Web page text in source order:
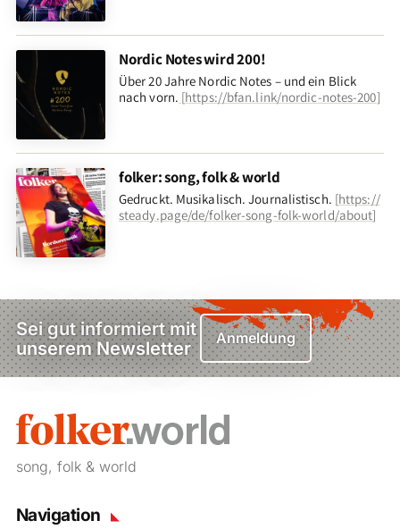
Nordic Notes wird 200!
Über 20 Jahre Nordic Notes – und ein Blick
nach vorn. [https://bfan.link/nordic-notes-200]
folker: song, folk & world
Gedruckt. Musikalisch. Journalistisch. [https://
steady.page/de/folker-song-folk-world/about]
Sei gut informiert mit
unserem Newsletter
Anmeldung
song, folk & world
Navigation